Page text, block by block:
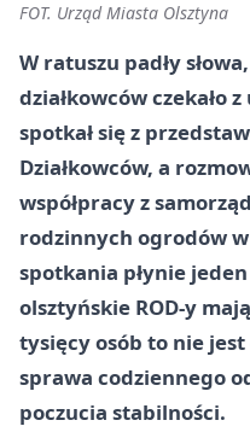
FOT. Urząd Miasta Olsztyna
W ratuszu padły
działkowców czekało
spotkał się z
Działkowców, a
współpracy z
rodzinnych ogrodów
spotkania płynie
olsztyńskie ROD-y
tysięcy osób to nie
sprawa codziennego
poczucia stabilności.